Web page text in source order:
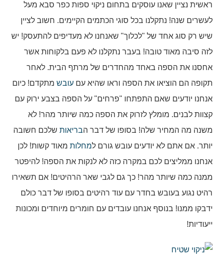
ראשית נציין שאנו עוסקים בתחום ניקוי ספות כפר סבא מעל
לעשרים שנה! נתקלנו בכל סוגי הכתמים הקיימים. חשוב לציין
שיש רק סוג אחד של "לכלוך" שאנחנו לא מעדיפים להתעסק! יש
לזה סיבה מאוד טובה! בעבר נתקלנו לא פעם בלקוחות אשר
אחסנו את הספה באחד מהחדרים של מרתף הבית. לאחר
תקופה הם הוציאו את הספה וראו שהיא עם עובש מתקדם! כיום
אנחנו יודעים שאם התפתחו "פרחים" על הספה בצבע ירוק עם
קצוות לבנים. מומלץ לזרוק את הספה כמה שיותר מהר! לא
משנה מה המחיר שלה! בסופו של דבר הבריאות שלכם חשובה
יותר. אם אתם לא יודעים עובש גורם למחלות מאוד קשות! לכן
אנחנו ממליצים לכם במקרה כזה לא לנקות את הספה! להיפטר
ממנה כמה שיותר מהר! כך גם לגבי שאר הרהיטים! אם תשאירו
רהיט נגוע בעובש בחדר עם עוד רהיטים בסופו של דבר כולם
ידבקו ממנו! בנוסף אנחנו עובדים עם חומרים מיוחדים ומכונות
ייעודיות!